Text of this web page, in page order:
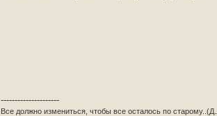
---------------------
Все должно измениться, чтобы все осталось по